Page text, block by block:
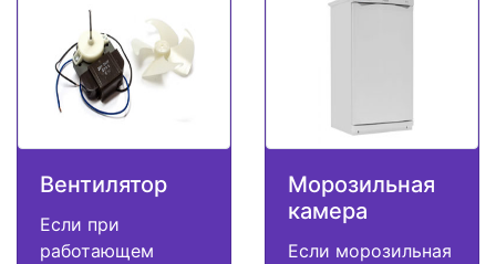
Вентилятор
Если при
работающем
Морозильная
камера
Если морозильная